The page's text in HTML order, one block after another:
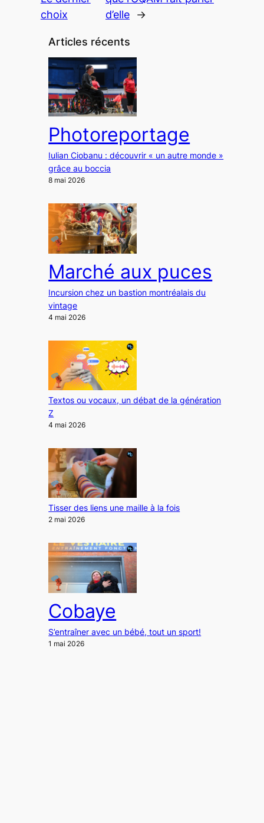
choix
d’elle
→
Articles récents
Photoreportage
Iulian Ciobanu : découvrir « un autre monde »
grâce au boccia
8 mai 2026
Marché aux puces
Incursion chez un bastion montréalais du
vintage
4 mai 2026
Textos ou vocaux, un débat de la génération
Z
4 mai 2026
Tisser des liens une maille à la fois
2 mai 2026
Cobaye
S’entraîner avec un bébé, tout un sport!
1 mai 2026